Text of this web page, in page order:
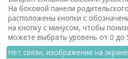
На боковой панели
расположены кнопки с
на кнопку с минусом, чтобы
можете выбрать уровень от 0 до
Нет связи, изображение на